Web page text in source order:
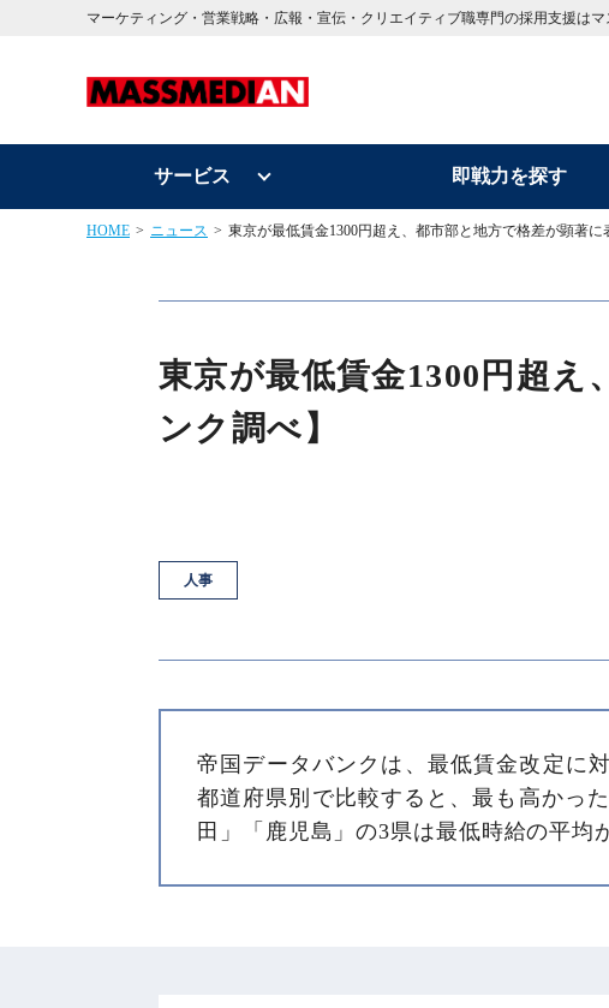
マーケティング・営業戦略・広報・宣伝・クリエイティブ職専門の採用支援はマ
サービス 即戦力を探す
HOME ニュース 東京が最低賃金1300円超え、都市部と地方で格差が顕著に
東京が最低賃金1300円超
ンク調べ】
人事
帝国データバンクは、最低賃金改定に
都道府県別で比較すると、最も高かっ
田」「鹿児島」の3県は最低時給の平均